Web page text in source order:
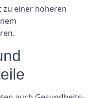
zu einer höheren